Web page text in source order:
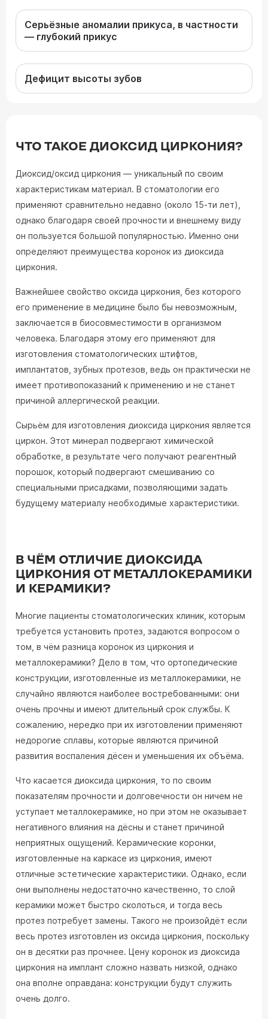
Серьёзные аномалии прикуса, в частности
— глубокий прикус
Дефицит высоты зубов
ЧТО ТАКОЕ ДИОКСИД ЦИРКОНИЯ?
Диоксид/оксид циркония — уникальный по своим
характеристикам материал. В стоматологии его
применяют сравнительно недавно (около 15-ти лет),
однако благодаря своей прочности и внешнему виду
он пользуется большой популярностью. Именно они
определяют преимущества коронок из диоксида
циркония.
Важнейшее свойство оксида циркония, без которого
его применение в медицине было бы невозможным,
заключается в биосовместимости в организмом
человека. Благодаря этому его применяют для
изготовления стоматологических штифтов,
имплантатов, зубных протезов, ведь он практически не
имеет противопоказаний к применению и не станет
причиной аллергической реакции.
Сырьём для изготовления диоксида циркония является
циркон. Этот минерал подвергают химической
обработке, в результате чего получают реагентный
порошок, который подвергают смешиванию со
специальными присадками, позволяющими задать
будущему материалу необходимые характеристики.
В ЧЁМ ОТЛИЧИЕ ДИОКСИДА
ЦИРКОНИЯ ОТ МЕТАЛЛОКЕРАМИКИ
И КЕРАМИКИ?
Многие пациенты стоматологических клиник, которым
требуется установить протез, задаются вопросом о
том, в чём разница коронок из циркония и
металлокерамики? Дело в том, что ортопедические
конструкции, изготовленные из металлокерамики, не
случайно являются наиболее востребованными: они
очень прочны и имеют длительный срок службы. К
сожалению, нередко при их изготовлении применяют
недорогие сплавы, которые являются причиной
развития воспаления дёсен и уменьшения их объёма.
Что касается диоксида циркония, то по своим
показателям прочности и долговечности он ничем не
уступает металлокерамике, но при этом не оказывает
негативного влияния на дёсны и станет причиной
неприятных ощущений. Керамические коронки,
изготовленные на каркасе из циркония, имеют
отличные эстетические характеристики. Однако, если
они выполнены недостаточно качественно, то слой
керамики может быстро сколоться, и тогда весь
протез потребует замены. Такого не произойдёт если
весь протез изготовлен из оксида циркония, поскольку
он в десятки раз прочнее. Цену коронок из диоксида
циркония на имплант сложно назвать низкой, однако
она вполне оправдана: конструкции будут служить
очень долго.